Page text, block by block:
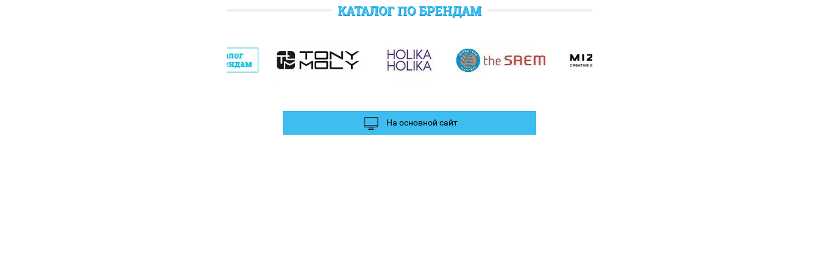
Также дополнительные баллы Вы можете получить за отзыв и фотографии в
КАТАЛОГ ПО БРЕНДАМ
На основной сайт